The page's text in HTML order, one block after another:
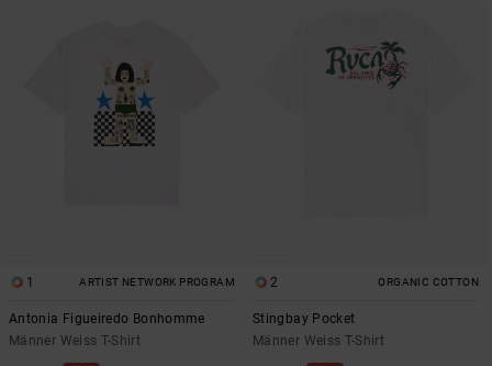
1 ARTIST NETWORK PROGRAM
Antonia Figueiredo Bonhomme
Männer Weiss T-Shirt
2 ORGANIC COTTON
Stingbay Pocket
Männer Weiss T-Shirt